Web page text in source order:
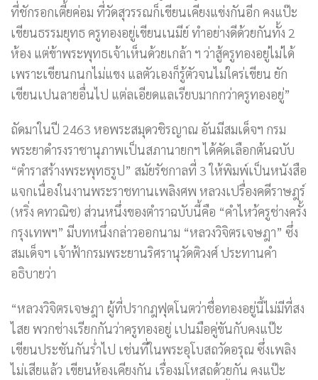
ที่ชักรอกเตี้ยค่อม ที่วัดสุวรรณก็เขียนเคียงแข่งกันอีก คงแป๊ะ
เขียนธรรมยุทธ ครูทองอยู่เขียนเนมีย์ ทำอย่างดีด้วยกันทั้ง 2
ห้อง แต่ข้าพระพุทธเจ้าเห็นด้วยเกล้า ฯ ว่าสู้ครูทองอยู่ไม่ได้
เพราะเขียนกนกไม่แขง แลตัวเองก็รู้ตัวจนไม่ใคร่เขียน ยัก
เขียนเปนลายอื่นไป แต่ลเอียดแลเรียบมากกว่าครูทองอยู่”
ถัดมาในปี 2463 หอพระสมุดวชิรญาณ อันมีสมเด็จฯ กรม
พระยาดำรงราชานุภาพเป็นสภานายกฯ ได้คัดเลือกต้นฉบับ
“ตำราสร้างพระพุทธรูป” สมัยรัชกาลที่ 3 ให้พิมพ์เป็นหนังสือ
แจกเนื่องในงานพระราชทานเพลิงศพ หลวงเปรื่องคดีราษฎร์
(หริ่ง คทวณิช) ส่วนหนึ่งของตำราฉบับนี้คือ “คำไหว้ครูช่างครั้ง
กรุงเทพฯ” มีบทหนึ่งกล่าวออกนาม “หลวงวิจิตรเจษฎา” ซึ่ง
สมเด็จฯ เจ้าฟ้ากรมพระยานริศรานุวัดติวงศ์ ประทานคำ
อธิบายว่า
“หลวงวิจิตรเจษฎา ผู้ที่ปรากฎฟุตโนตว่าชื่อทองอยู่นี้ไม่มีที่สง
ไสย พวกช่างเรียกกันว่าครูทองอยู่ เปนมือคู่ขันกับคงแป๊ะ
เขียนประชันกันร่ำไป เช่นที่ในพระอุโบสถวัดอรุณ ซึ่งเพลิง
ไม่เสียแล้ว เขียนห้องเคียงกัน เรื่องมโหสถด้วยกัน คงแป๊ะ